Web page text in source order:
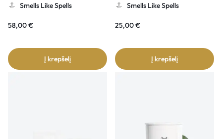
Smells Like Spells
58,00€
Į krepšelį
Smells Like Spells
25,00€
Į krepšelį